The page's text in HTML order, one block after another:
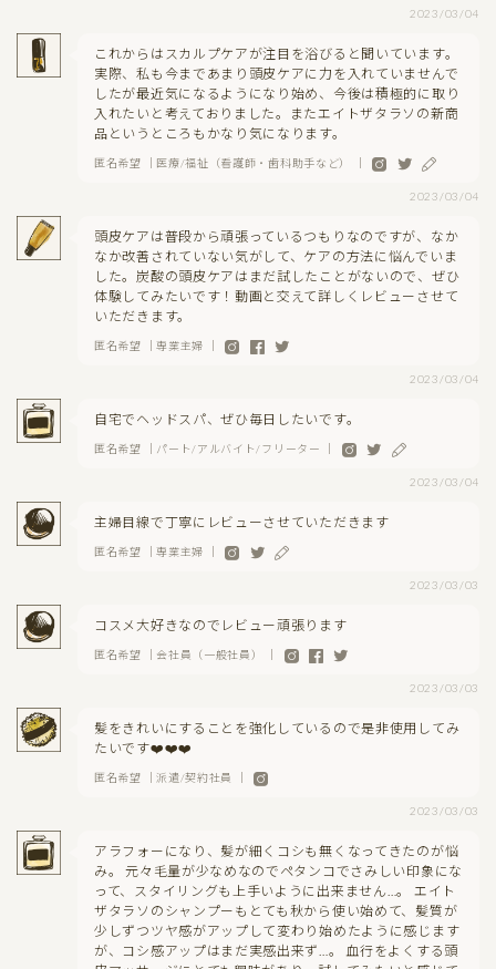
2023/03/04
これからはスカルプケアが注目を浴びると聞いています。
実際、私も今まであまり頭皮ケアに力を入れていませんで
したが最近気になるようになり始め、今後は積極的に取り
入れたいと考えておりました。またエイトザタラソの新商
品というところもかなり気になります。
匿名希望 ｜医療/福祉（看護師・歯科助手など） ｜
2023/03/04
頭皮ケアは普段から頑張っているつもりなのですが、なか
なか改善されていない気がして、ケアの方法に悩んでいま
した。炭酸の頭皮ケアはまだ試したことがないので、ぜひ
体験してみたいです！動画と交えて詳しくレビューさせて
いただきます。
匿名希望 ｜専業主婦 ｜
2023/03/04
自宅でヘッドスパ、ぜひ毎日したいです。
匿名希望 ｜パート/アルバイト/フリーター ｜
2023/03/04
主婦目線で丁寧にレビューさせていただきます
匿名希望 ｜専業主婦 ｜
2023/03/03
コスメ大好きなのでレビュー頑張ります
匿名希望 ｜会社員（一般社員） ｜
2023/03/03
髪をきれいにすることを強化しているので是非使用してみ
たいです❤️❤️❤️
匿名希望 ｜派遣/契約社員 ｜
2023/03/03
アラフォーになり、髪が細くコシも無くなってきたのが悩
み。 元々毛量が少なめなのでペタンコでさみしい印象にな
って、スタイリングも上手いように出来ません…。 エイト
ザタラソのシャンプーもとても秋から使い始めて、髪質が
少しずつツヤ感がアップして変わり始めたように感じます
が、コシ感アップはまだ実感出来ず…。 血行をよくする頭